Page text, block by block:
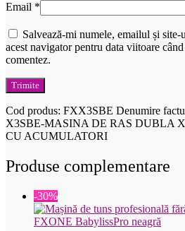
Email *
Salvează-mi numele, emailul și site-
acest navigator pentru data viitoare când
comentez.
Cod produs: FXX3SBE Denumire
X3SBE-MASINA DE RAS DUBLA
CU ACUMULATORI
Produse complementare
-30%